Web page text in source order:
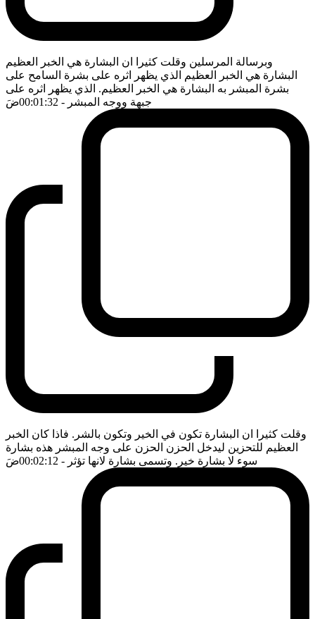
وبرسالة المرسلين وقلت كثيرا ان البشارة هي الخبر العظيم
البشارة هي الخبر العظيم الذي يظهر اثره على بشرة السامح على
بشرة المبشر به البشارة هي الخبر العظيم. الذي يظهر اثره على
جبهة ووجه المبشر - 00:01:32 ضَ
وقلت كثيرا ان البشارة تكون في الخير وتكون بالشر. فاذا كان الخبر
العظيم للتحزين ليدخل الحزن الحزن على وجه المبشر هذه بشارة
سوء لا بشارة خير. وتسمى بشارة لانها تؤثر - 00:02:12 ضَ